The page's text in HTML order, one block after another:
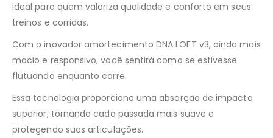
ideal para quem valoriza qualidade e conforto em seus
treinos e corridas.
Com o inovador amortecimento DNA LOFT v3, ainda mais
macio e responsivo, você sentirá como se estivesse
flutuando enquanto corre.
Essa tecnologia proporciona uma absorção de impacto
superior, tornando cada passada mais suave e
protegendo suas articulações.